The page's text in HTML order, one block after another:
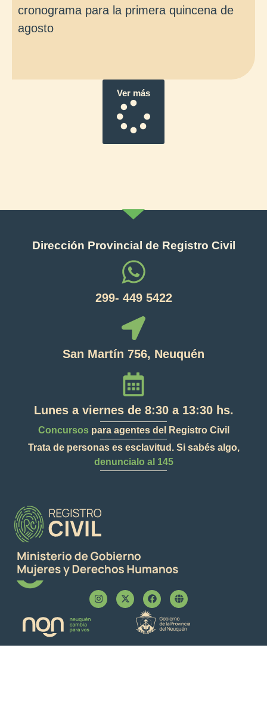
cronograma para la primera quincena de
agosto
Ver más
Dirección Provincial de Registro Civil
299- 449 5422
San Martín 756, Neuquén
Lunes a viernes de 8:30 a 13:30 hs.
Concursos para agentes del Registro Civil
Trata de personas es esclavitud. Si sabés algo,
denuncialo al 145